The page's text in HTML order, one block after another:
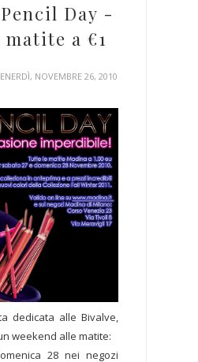
Day -
a €1
NOVEMBRE 26, 2010
dedicata alle Bivalve,
weekend alle matite:
28 nei negozi